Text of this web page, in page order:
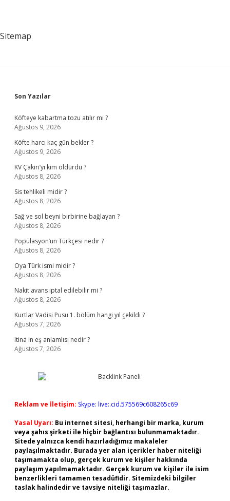
Sitemap
Sidebar
Son Yazılar
Köfteye kabartma tozu atılır mı ?
Ağustos 9, 2026
Köfte harcı kaç gün bekler ?
Ağustos 9, 2026
KV Çakırı’yı kim öldürdü ?
Ağustos 8, 2026
Sis tehlikeli midir ?
Ağustos 8, 2026
Sağ ve sol beyni birbirine bağlayan ?
Ağustos 8, 2026
Popülasyon’un Türkçesi nedir ?
Ağustos 8, 2026
Oya Türk ismi midir ?
Ağustos 8, 2026
Nakit avans iptal edilebilir mi ?
Ağustos 8, 2026
Kurtlar Vadisi Pusu 1. bölüm hangi yıl çekildi ?
Ağustos 7, 2026
Itina ın eş anlamlısı nedir ?
Ağustos 7, 2026
Reklam ve İletişim: Skype: live:.cid.575569c608265c69
Yasal Uyarı: Bu internet sitesi, herhangi bir marka, kurum
veya şahıs şirketi ile hiçbir bağlantısı bulunmamaktadır.
Sitede yalnızca kendi hazırladığımız makaleler
paylaşılmaktadır. Burada yer alan içerikler haber niteliği
taşımamakta olup, gerçek kurum ve kişiler hakkında
paylaşım yapılmamaktadır. Gerçek kurum ve kişiler ile isim
benzerlikleri tamamen tesadüfidir. Sitemizdeki bilgiler
taslak halindedir ve tavsiye niteliği taşımazlar.